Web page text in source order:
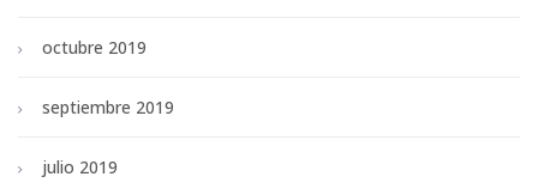
octubre 2019
septiembre 2019
julio 2019